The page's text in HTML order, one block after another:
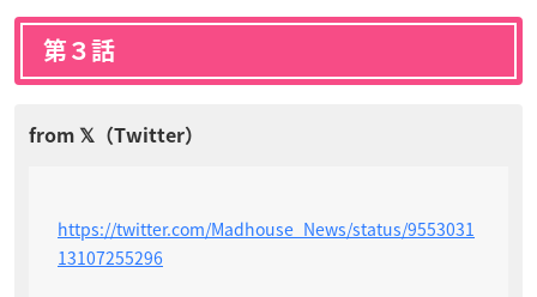
第３話
https://twitter.com/Madhouse_News/status/9553031
13107255296